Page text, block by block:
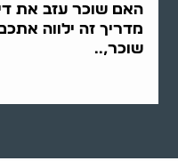
האם שוכר עזב את
מדריך זה ילווה
שוכר,..